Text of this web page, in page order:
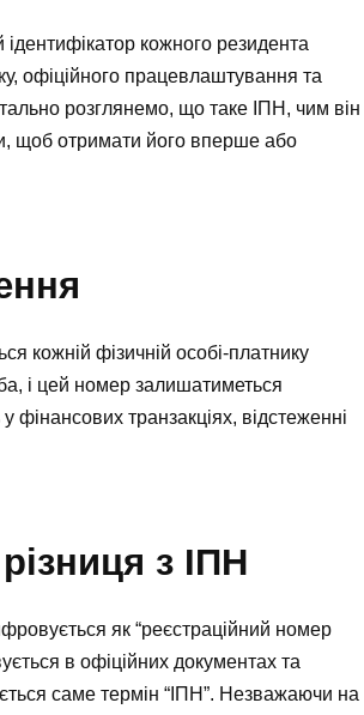
кожного резидента
офіційного працевлаштування та
розглянемо, що таке ІПН, чим він
щоб отримати його вперше або
кожній фізичній особі-платнику
і цей номер залишатиметься
транзакціях, відстеженні
з ІПН
як “реєстраційний номер
в офіційних документах та
саме термін “ІПН”. Незважаючи на